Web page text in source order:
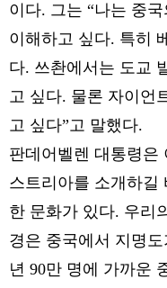
이다. 그는 “나는 중
이해하고 싶다. 특히
다. 쓰촨에서는 도교
고 싶다. 물론 자이언
고 싶다”고 말했다.
판데어벨렌 대통령은
스트리아를 소개하길
한 문화가 있다. 우리
경은 중국에서 지명
년 90만 명에 가까운